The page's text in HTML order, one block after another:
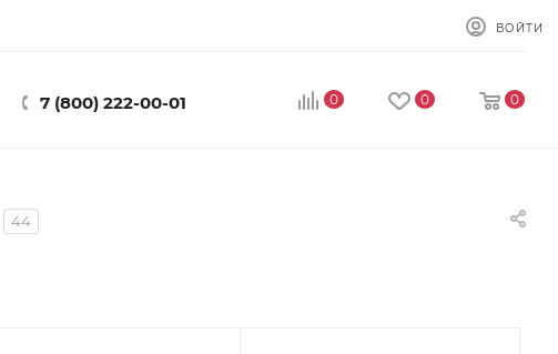
ВОЙТИ
7 (800) 222-00-01 0 0 0
44